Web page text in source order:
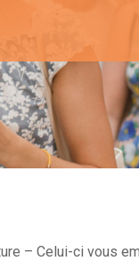
– Celui-ci vous